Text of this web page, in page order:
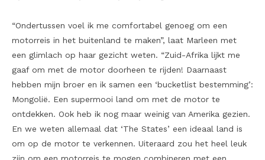
“Ondertussen voel ik me comfortabel genoeg om een
motorreis in het buitenland te maken”, laat Marleen met
een glimlach op haar gezicht weten. “Zuid-Afrika lijkt me
gaaf om met de motor doorheen te rijden! Daarnaast
hebben mijn broer en ik samen een ‘bucketlist bestemming’:
Mongolië. Een supermooi land om met de motor te
ontdekken. Ook heb ik nog maar weinig van Amerika gezien.
En we weten allemaal dat ‘The States’ een ideaal land is
om op de motor te verkennen. Uiteraard zou het heel leuk